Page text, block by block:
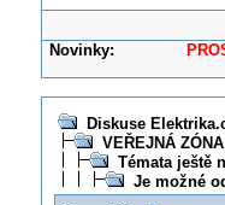
Novinky: PROSÍME
Diskuse
VEŘEJNÁ ZÓNA
Témata ještě
Je možné